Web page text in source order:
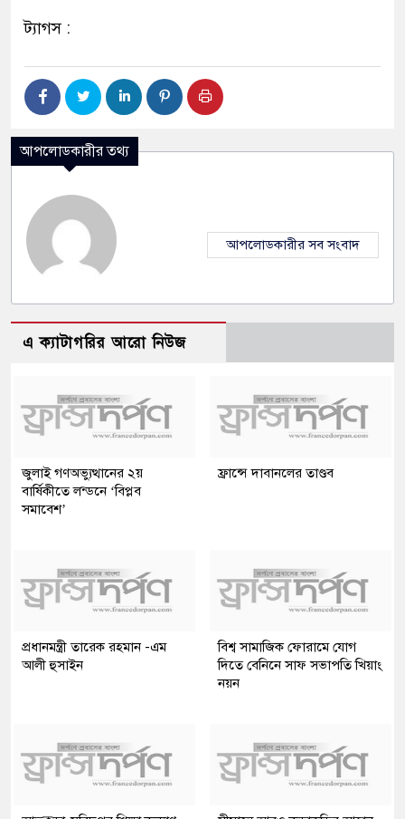
ট্যাগস :
আপলোডকারীর তথ্য
আপলোডকারীর সব সংবাদ
এ ক্যাটাগরির আরো নিউজ
জুলাই গণঅভ্যুত্থানের ২য়
বার্ষিকীতে লন্ডনে ‘বিপ্লব
সমাবেশ’
ফ্রান্সে দাবানলের তাণ্ডব
প্রধানমন্ত্রী তারেক রহমান -এম
আলী হুসাইন
বিশ্ব সামাজিক ফোরামে যোগ
দিতে বেনিনে সাফ সভাপতি খিয়াং
নয়ন